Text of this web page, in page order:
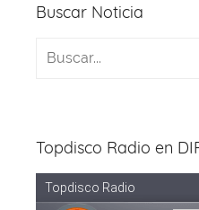
Buscar Noticia
Topdisco Radio en